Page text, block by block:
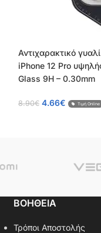
Αντιχαρακτικό
iPhone 12 Pro
Glass 9H – 0.30mm
8.90€ 4.66€ Τιμή Online
ΒΟΗΘΕΙΑ
Τρόποι Αποστολής